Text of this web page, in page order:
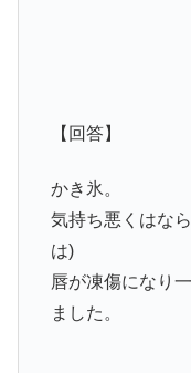
【回答】
かき氷。
気持ち悪くはな
は)
唇が凍傷になり
ました。